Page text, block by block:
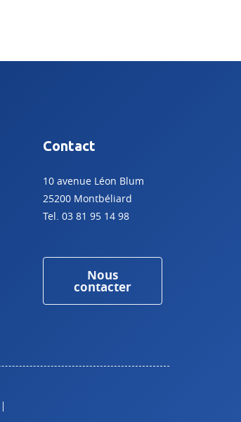
Contact
10 avenue Léon Blum
25200 Montbéliard
Tel. 03 81 95 14 98
Nous
contacter